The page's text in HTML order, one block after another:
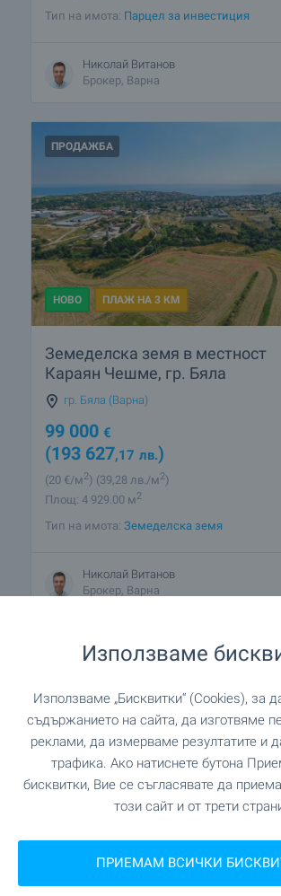
Тип на имота: Парцел за инвестиция
Николай Витанов
Брокер, Варна
ПРОДАЖБА
НОВО ПЛАЖ НА 3 КМ
Земеделска земя в местност
Караян Чешме, гр. Бяла
гр. Бяла (Варна)
99 000 €
(193 627,17 лв.)
(20 €/м2) (39,28 лв./м2)
Площ: 4 929.00 м2
Тип на имота: Земеделска земя
Николай Витанов
Брокер, Варна
Използваме
Използваме „Бисквитки“ (Cookies), за
съдържанието на сайта, да изготвяме
реклами, да измерваме резултатите и
трафика. Ако натиснете бутона
бисквитки, Вие се съгласявате да
този сайт и от трети
ПРИЕМАМ ВСИЧКИ